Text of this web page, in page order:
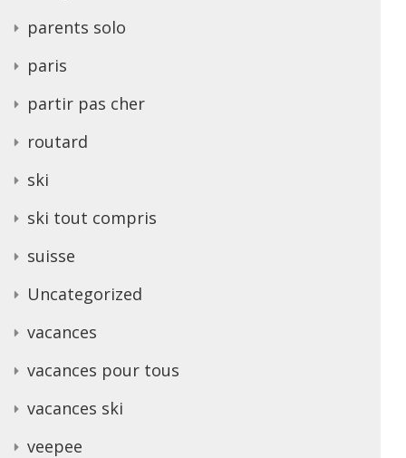
parents solo
paris
partir pas cher
routard
ski
ski tout compris
suisse
Uncategorized
vacances
vacances pour tous
vacances ski
veepee